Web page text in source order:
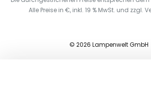
Alle Preise in €, inkl. 19 % MwSt. und zzgl.
© 2026 Lampenwelt GmbH